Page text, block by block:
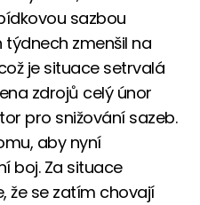
sazbou
zmenšil na
je situace setrvalá
zdrojů celý únor
pro snižování sazeb.
aby nyní
boj. Za situace
že se zatím chovají